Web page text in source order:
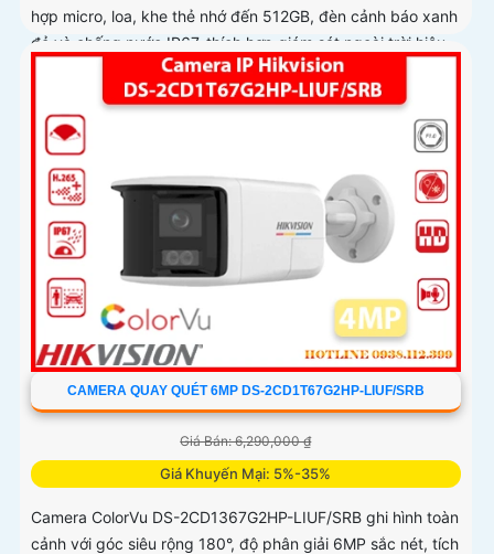
hợp micro, loa, khe thẻ nhớ đến 512GB, đèn cảnh báo xanh
đỏ và chống nước IP67, thích hợp giám sát ngoài trời hiệu
CAMERA QUAY QUÉT 6MP DS-2CD1T67G2HP-LIUF/SRB
Giá Bán: 6,290,000 ₫
Giá Khuyến Mại: 5%-35%
Camera ColorVu DS-2CD1367G2HP-LIUF/SRB ghi hình toàn
cảnh với góc siêu rộng 180°, độ phân giải 6MP sắc nét, tích